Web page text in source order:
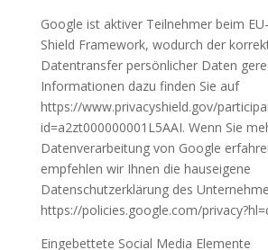
Google ist aktiver Teilnehmer beim
Shield Framework, wodurch der
Datentransfer persönlicher Daten
Informationen dazu finden Sie auf
https://www.privacyshield.gov/
id=a2zt000000001L5AAI. Wenn Sie
Datenverarbeitung von Google
empfehlen wir Ihnen die hauseigene
Datenschutzerklärung des
https://policies.google.com/
Eingebettete Social Media Elemente